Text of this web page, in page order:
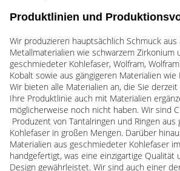
Produktlinien und
Wir produzieren hauptsächlich Schmuck aus
Metallmaterialien wie schwarzem Zirkonium
geschmiedeter Kohlefaser, Wolfram,
Kobalt sowie aus gängigeren Materialien wie
Wir bieten alle Materialien an, die Sie
Ihre Produktlinie auch mit Materialien
möglicherweise noch nicht haben. Wir sind
Produzent von Tantalringen und Ringen
Kohlefaser in großen Mengen. Darüber
Materialien aus geschmiedeter Kohlefaser
handgefertigt, was eine einzigartige Qualität
Design gewährleistet. Wir sind auch einer